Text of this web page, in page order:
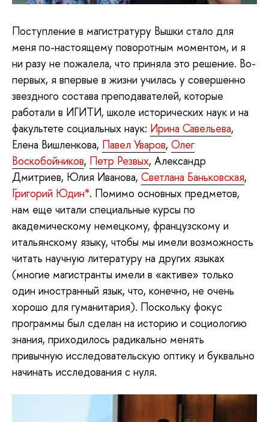
Поступление в магистратуру Вышки стало для
меня по-настоящему поворотным моментом, и я
ни разу не пожалела, что приняла это решение. Во-
первых, я впервые в жизни училась у совершенно
звездного состава преподавателей, которые
работали в ИГИТИ, школе исторических наук и на
факультете социальных наук: Ирина Савельева,
Елена Вишленкова, Павел Уваров, Олег
Воскобойников, Петр Резвых, Александр
Дмитриев, Юлия Иванова, Светлана Баньковская,
Григорий Юдин*. Помимо основных предметов,
нам еще читали специальные курсы по
академическому немецкому, французскому и
итальянскому языку, чтобы мы имели возможность
читать научную литературу на других языках
(многие магистранты имели в «активе» только
один иностранный язык, что, конечно, не очень
хорошо для гуманитария). Поскольку фокус
программы был сделан на историю и социологию
знания, приходилось радикально менять
привычную исследовательскую оптику и буквально
начинать исследования с нуля.